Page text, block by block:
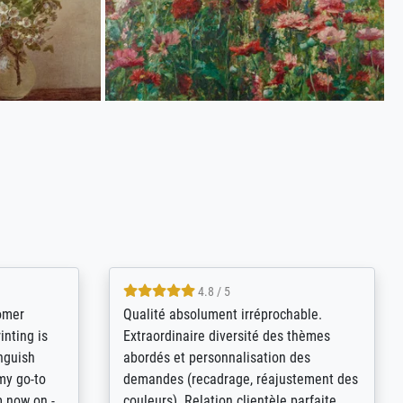
is
go-to
4.8 / 5
Qualité absolument irréprochable.
Extraordinaire diversité des thèmes
abordés et personnalisation des
demandes (recadrage, réajustement des